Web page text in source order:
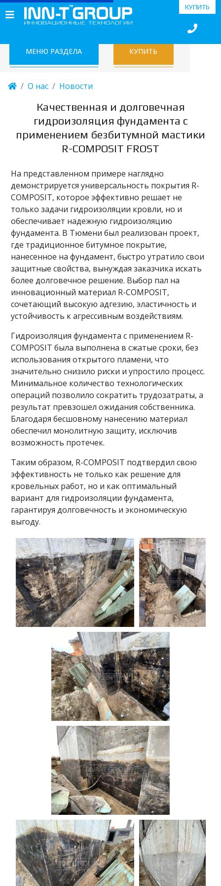
КУПИТЬ
МЕНЮ РАЗДЕЛА КУПИТЬ
О нас Новости
Качественная и долговечная
гидроизоляция фундамента с
применением безбитумной мастики
R-COMPOSIT FROST
На представленном примере наглядно
демонстрируется универсальность покрытия R-
COMPOSIT, которое эффективно решает не
только задачи гидроизоляции кровли, но и
обеспечивает надежную гидроизоляцию
фундамента. В Тюмени был реализован проект,
где традиционное битумное покрытие,
нанесенное на фундамент, быстро утратило свои
защитные свойства, вынуждая заказчика искать
более долговечное решение. Выбор пал на
инновационный материал R-COMPOSIT,
сочетающий высокую адгезию, эластичность и
устойчивость к агрессивным воздействиям.
Гидроизоляция фундамента с применением R-
COMPOSIT была выполнена в сжатые сроки, без
использования открытого пламени, что
значительно снизило риски и упростило процесс.
Минимальное количество технологических
операций позволило сократить трудозатраты, а
результат превзошел ожидания собственника.
Благодаря бесшовному нанесению материал
обеспечил монолитную защиту, исключив
возможность протечек.
Таким образом, R-COMPOSIT подтвердил свою
эффективность не только как решение для
кровельных работ, но и как оптимальный
вариант для гидроизоляции фундамента,
гарантируя долговечность и экономическую
выгоду.